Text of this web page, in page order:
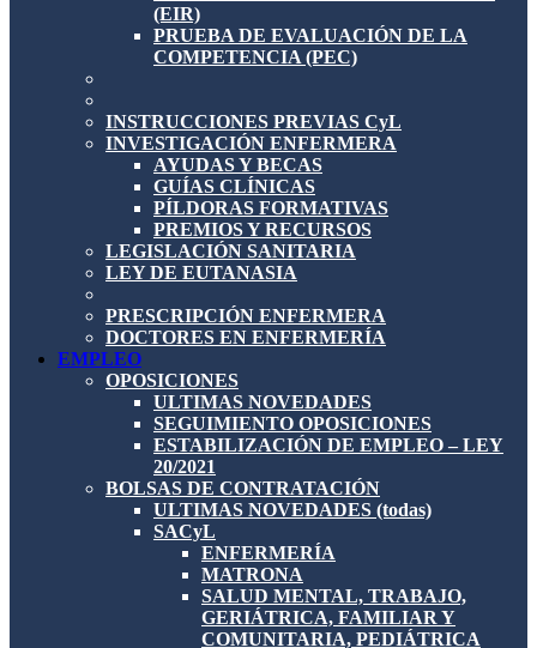
(EIR)
PRUEBA DE EVALUACIÓN DE LA
COMPETENCIA (PEC)
INSTRUCCIONES PREVIAS CyL
INVESTIGACIÓN ENFERMERA
AYUDAS Y BECAS
GUÍAS CLÍNICAS
PÍLDORAS FORMATIVAS
PREMIOS Y RECURSOS
LEGISLACIÓN SANITARIA
LEY DE EUTANASIA
PRESCRIPCIÓN ENFERMERA
DOCTORES EN ENFERMERÍA
EMPLEO
OPOSICIONES
ULTIMAS NOVEDADES
SEGUIMIENTO OPOSICIONES
ESTABILIZACIÓN DE EMPLEO – LEY
20/2021
BOLSAS DE CONTRATACIÓN
ULTIMAS NOVEDADES (todas)
SACyL
ENFERMERÍA
MATRONA
SALUD MENTAL, TRABAJO,
GERIÁTRICA, FAMILIAR Y
COMUNITARIA, PEDIÁTRICA